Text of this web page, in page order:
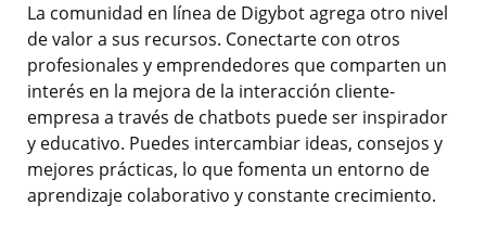
La comunidad en línea de Digybot agrega otro nivel
de valor a sus recursos. Conectarte con otros
profesionales y emprendedores que comparten un
interés en la mejora de la interacción cliente-
empresa a través de chatbots puede ser inspirador
y educativo. Puedes intercambiar ideas, consejos y
mejores prácticas, lo que fomenta un entorno de
aprendizaje colaborativo y constante crecimiento.